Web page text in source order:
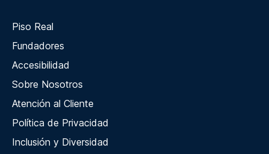
Piso Real
Fundadores
Accesibilidad
Sobre Nosotros
Atención al Cliente
Política de Privacidad
Inclusión y Diversidad